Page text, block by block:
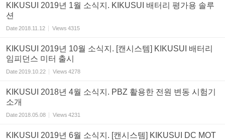
KIKUSUI 2019년 1월 소식지. KIKUSUI 배터리 평가용 솔루
션
Date2018.11.12 Views 4315
KIKUSUI 2019년 10월 소식지. [캔시스템] KIKUSUI 배터리
임피던스 미터 출시
Date2019.10.22 Views 4278
KIKUSUI 2018년 4월 소식지. PBZ 활용한 전원 변동 시험기
소개
Date2018.05.08 Views 4231
KIKUSUI 2019년 6월 소식지. [캔시스템] KIKUSUI DC MOT